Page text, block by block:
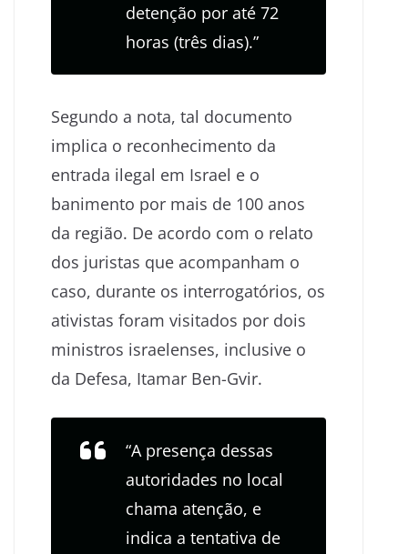
detenção por até 72
horas (três dias).”
Segundo a nota, tal documento
implica o reconhecimento da
entrada ilegal em Israel e o
banimento por mais de 100 anos
da região. De acordo com o relato
dos juristas que acompanham o
caso, durante os interrogatórios, os
ativistas foram visitados por dois
ministros israelenses, inclusive o
da Defesa, Itamar Ben-Gvir.
“A presença dessas
autoridades no local
chama atenção, e
indica a tentativa de